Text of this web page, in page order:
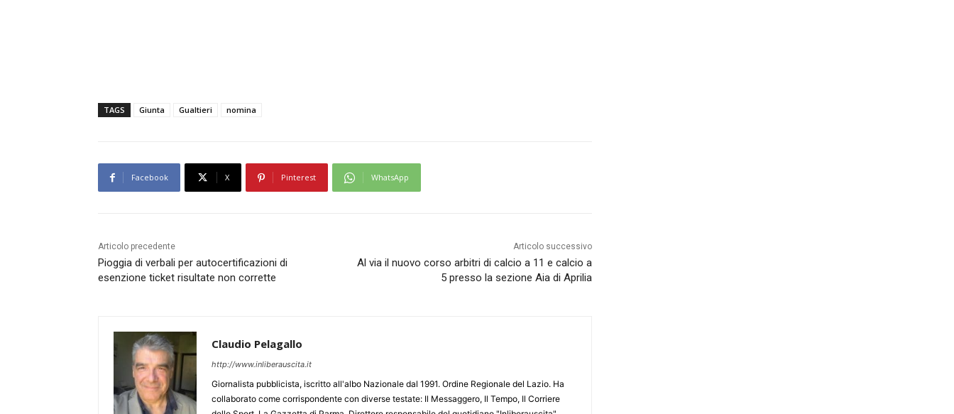
TAGS Giunta Gualtieri nomina
Facebook X Pinterest WhatsApp
Articolo precedente
Pioggia di verbali per autocertificazioni di
esenzione ticket risultate non corrette
Articolo successivo
Al via il nuovo corso arbitri di calcio a 11 e calcio a
5 presso la sezione Aia di Aprilia
Claudio Pelagallo
http://www.inliberauscita.it
Giornalista pubblicista, iscritto all'albo Nazionale dal 1991. Ordine Regionale del Lazio. Ha
collaborato come corrispondente con diverse testate: Il Messaggero, Il Tempo, Il Corriere